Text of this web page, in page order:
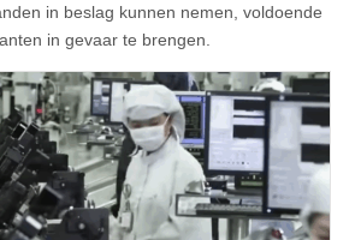
in beslag kunnen nemen, voldoende
in gevaar te brengen.